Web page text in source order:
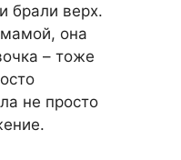
брали верх.
она
– тоже
не просто